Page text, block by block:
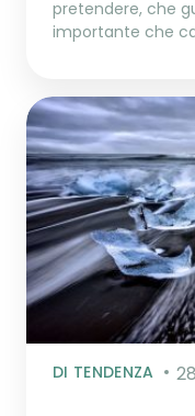
pretendere, che
importante che
DI TENDENZA